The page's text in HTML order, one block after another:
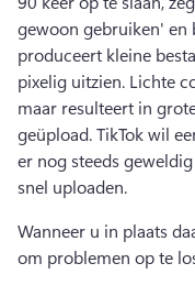
gewoon gebruiken' en
produceert kleine
pixelig uitzien. Lichte
maar resulteert in
geüpload. TikTok wil
er nog steeds
snel uploaden.
Wanneer u in plaats
om problemen op te